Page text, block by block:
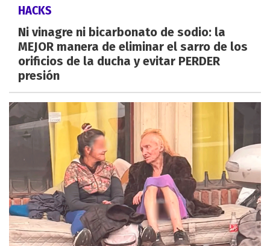
HACKS
Ni vinagre ni bicarbonato de sodio: la
MEJOR manera de eliminar el sarro de los
orificios de la ducha y evitar PERDER
presión